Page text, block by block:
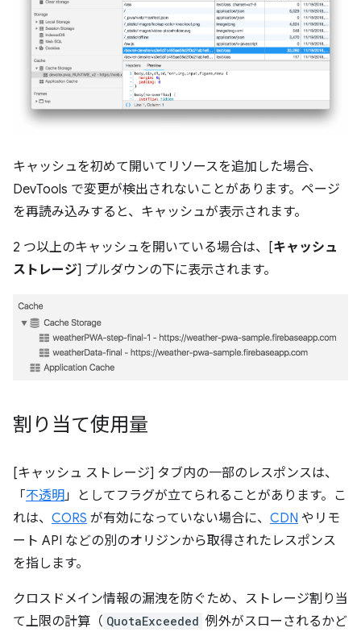
キャッシュを初めて開いてリソースを追加した場合、
DevTools で変更が検出されないことがあります。ページ
を再読み込みすると、キャッシュが表示されます。
2 つ以上のキャッシュを開いている場合は、[キャッシュ
ストレージ] プルダウンの下に表示されます。
割り当て使用量
[キャッシュ ストレージ] タブ内の一部のレスポンスは、
「 不透明」としてフラグが立てられることがあります。こ
れは、 CORS が有効になっていない場合に、 CDN やリモ
ート API などの別のオリジンから取得されたレスポンス
を指します。
クロスドメイン情報の漏洩を防ぐため、ストレージ割り当
て上限の計算（ QuotaExceeded 例外がスローされるかど